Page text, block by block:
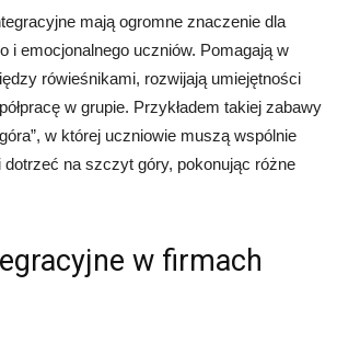
mają ogromne znaczenie dla
i emocjonalnego uczniów. Pomagają w
rówieśnikami, rozwijają umiejętności
w grupie. Przykładem takiej zabawy
w której uczniowie muszą wspólnie
dotrzeć na szczyt góry, pokonując różne
w firmach